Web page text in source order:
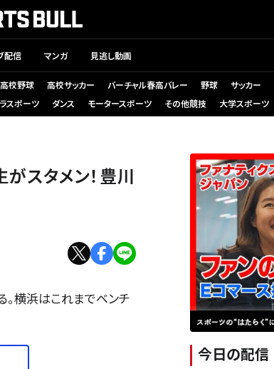
配信 マンガ 見逃し動画
校野球 高校サッカー バーチャル春高バレー 野球 サッカー
スポーツ ダンス モータースポーツ その他競技 大学スポーツ
スタメン！豊川
横浜はこれまでベンチ
今日の配信